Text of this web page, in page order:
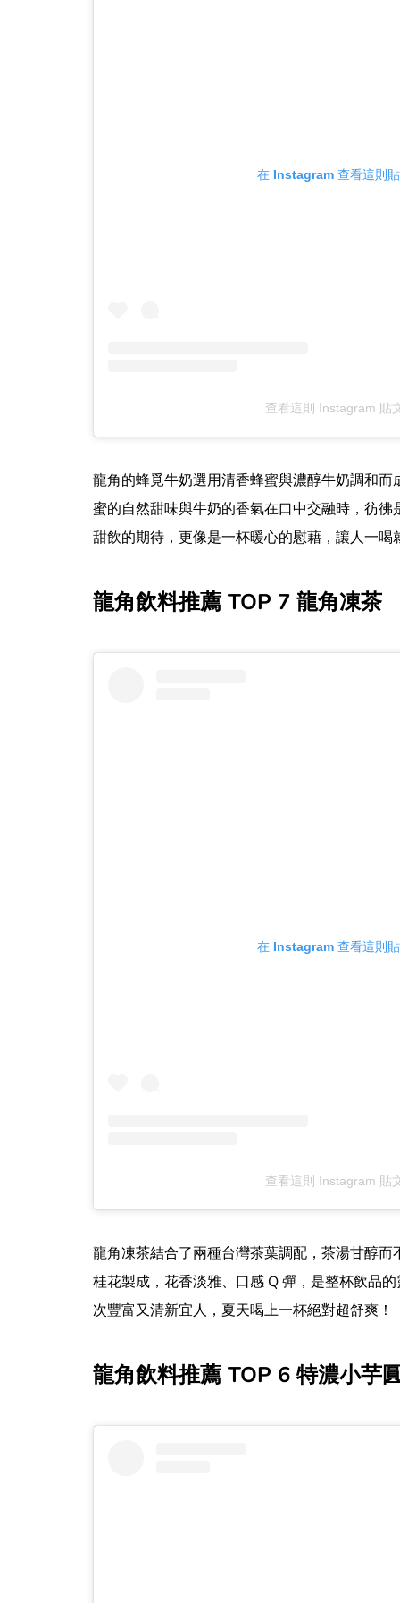
在 Instagram 查看這則
查看這則 Instagram 貼
龍角的蜂覓牛奶選用清香蜂蜜與濃醇牛奶調和
蜜的自然甜味與牛奶的香氣在口中交融時，彷
甜飲的期待，更像是一杯暖心的慰藉，讓人一喝
龍角飲料推薦 TOP 7 龍角凍茶
在 Instagram 查看這則
查看這則 Instagram 貼
龍角凍茶結合了兩種台灣茶葉調配，茶湯甘醇
桂花製成，花香淡雅、口感 Q 彈，是整杯飲品
次豐富又清新宜人，夏天喝上一杯絕對超舒爽！
龍角飲料推薦 TOP 6 特濃小芋